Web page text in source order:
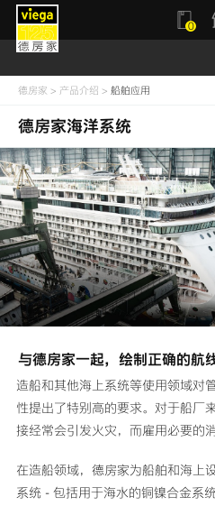
0
德房家 > 产品介绍 >船舶应用
德房家海洋系统
与德房家一起，绘制正确的航
造船和其他海上系统等使用领域对
性提出了特别高的要求。对于船厂
接经常会引发火灾，而雇用必要的
在造船领域，德房家为船舶和海上
系统 - 包括用于海水的铜镍合金系